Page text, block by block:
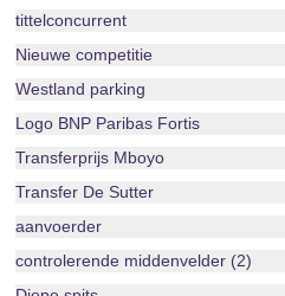
tittelconcurrent
Nieuwe competitie
Westland parking
Logo BNP Paribas Fortis
Transferprijs Mboyo
Transfer De Sutter
aanvoerder
controlerende middenvelder (2)